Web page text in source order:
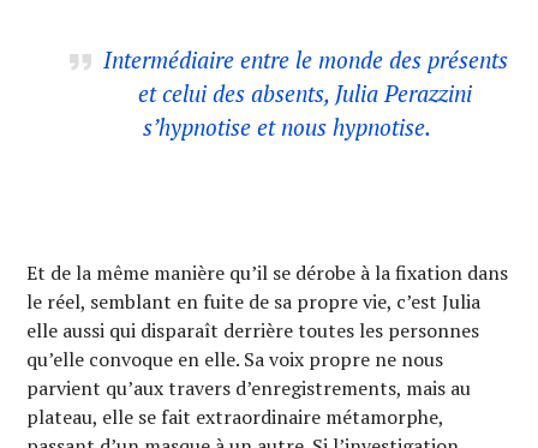
Intermédiaire entre le monde des présents
et celui des absents, Julia Perazzini
s’hypnotise et nous hypnotise.
Et de la même manière qu’il se dérobe à la fixation dans
le réel, semblant en fuite de sa propre vie, c’est Julia
elle aussi qui disparaît derrière toutes les personnes
qu’elle convoque en elle. Sa voix propre ne nous
parvient qu’aux travers d’enregistrements, mais au
plateau, elle se fait extraordinaire métamorphe,